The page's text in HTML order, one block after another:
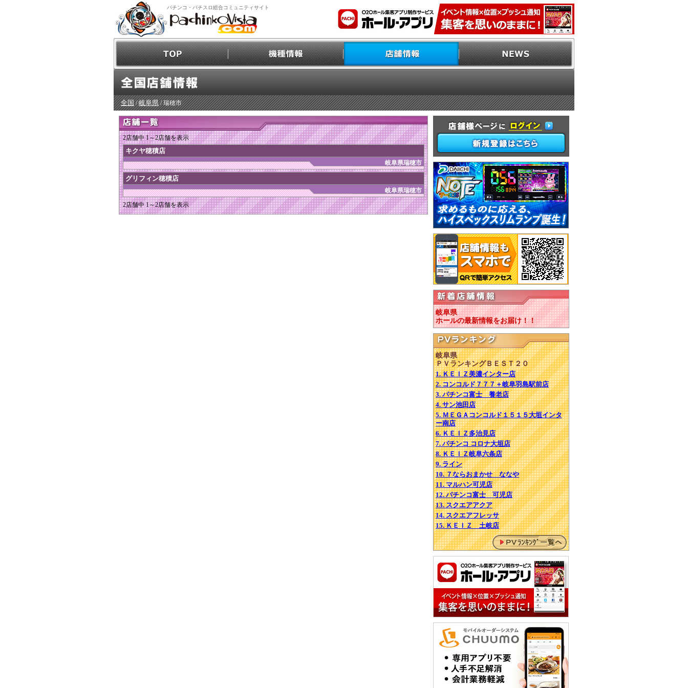
パチンコ・パチスロ総合コミュニティサイト
全国/岐阜県/ 瑞穂市
2店舗中 1～2店舗を表示
キクヤ穂積店
岐阜県瑞穂市
グリフィン穂積店
岐阜県瑞穂市
2店舗中 1～2店舗を表示
岐阜県
ホールの最新情報をお届け！！
岐阜県
ＰＶランキングＢＥＳＴ２０
1. ＫＥＩＺ美濃インター店
2. コンコルド７７７＋岐阜羽島駅前店
3. パチンコ富士 養老店
4. サン池田店
5. ＭＥＧＡコンコルド１５１５大垣インタ
ー南店
6. ＫＥＩＺ多治見店
7. パチンコ コロナ大垣店
8. ＫＥＩＺ岐阜六条店
9. ライン
10. ７ならおまかせ ななや
11. マルハン可児店
12. パチンコ富士 可児店
13. スクエアアクア
14. スクエアフレッサ
15. ＫＥＩＺ 土岐店